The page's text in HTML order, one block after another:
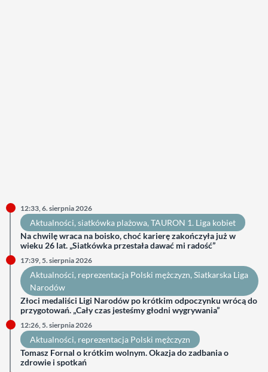
12:33, 6. sierpnia 2026
Aktualności, siatkówka plażowa, TAURON 1. Liga kobiet
Na chwilę wraca na boisko, choć karierę zakończyła już w
wieku 26 lat. „Siatkówka przestała dawać mi radość”
17:39, 5. sierpnia 2026
Aktualności, reprezentacja Polski mężczyzn, Siatkarska Liga
Narodów
Złoci medaliści Ligi Narodów po krótkim odpoczynku wrócą do
przygotowań. „Cały czas jesteśmy głodni wygrywania”
12:26, 5. sierpnia 2026
Aktualności, reprezentacja Polski mężczyzn
Tomasz Fornal o krótkim wolnym. Okazja do zadbania o
zdrowie i spotkań